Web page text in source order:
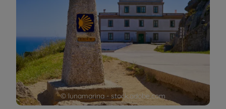
© lunamarina - stock.adobe.com